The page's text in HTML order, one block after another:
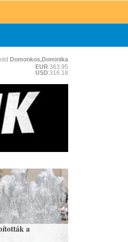
Domonkos,Dominika
EUR:363.95
USD:316.18
a